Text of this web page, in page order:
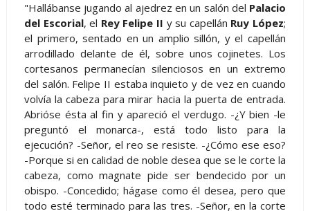
"Hallábanse jugando al ajedrez en un salón del Palacio
del Escorial, el Rey Felipe II y su capellán Ruy López;
el primero, sentado en un amplio sillón, y el capellán
arrodillado delante de él, sobre unos cojinetes. Los
cortesanos permanecían silenciosos en un extremo
del salón. Felipe II estaba inquieto y de vez en cuando
volvía la cabeza para mirar hacia la puerta de entrada.
Abrióse ésta al fin y apareció el verdugo. -¿Y bien -le
preguntó el monarca-, está todo listo para la
ejecución? -Señor, el reo se resiste. -¿Cómo ese eso?
-Porque si en calidad de noble desea que se le corte la
cabeza, como magnate pide ser bendecido por un
obispo. -Concedido; hágase como él desea, pero que
todo esté terminado para las tres. -Señor, en la corte